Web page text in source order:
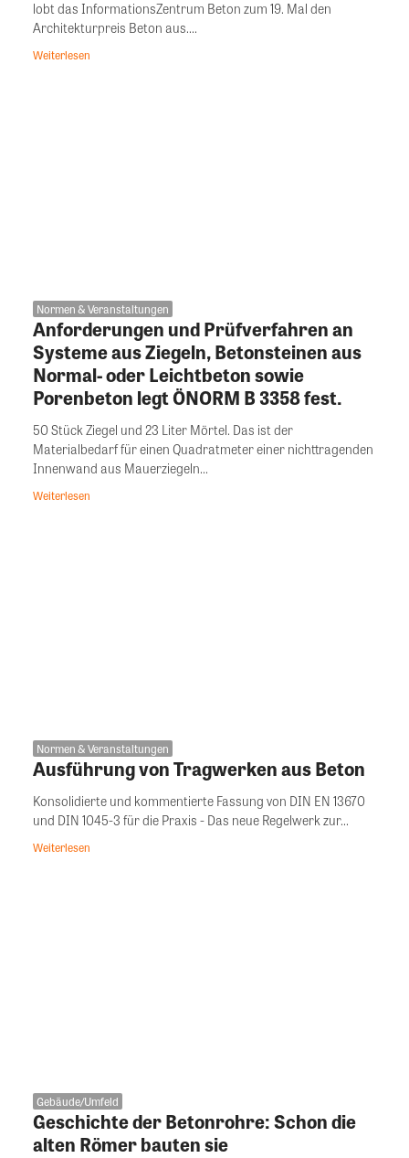
lobt das InformationsZentrum Beton zum 19. Mal den
Architekturpreis Beton aus....
Weiterlesen
Normen & Veranstaltungen
Anforderungen und Prüfverfahren an
Systeme aus Ziegeln, Betonsteinen aus
Normal- oder Leichtbeton sowie
Porenbeton legt ÖNORM B 3358 fest.
50 Stück Ziegel und 23 Liter Mörtel. Das ist der
Materialbedarf für einen Quadratmeter einer nichttragenden
Innenwand aus Mauerziegeln...
Weiterlesen
Normen & Veranstaltungen
Ausführung von Tragwerken aus Beton
Konsolidierte und kommentierte Fassung von DIN EN 13670
und DIN 1045-3 für die Praxis - Das neue Regelwerk zur...
Weiterlesen
Gebäude/Umfeld
Geschichte der Betonrohre: Schon die
alten Römer bauten sie